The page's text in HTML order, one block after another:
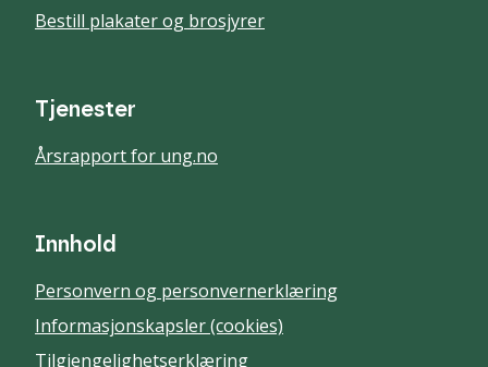
Bestill plakater og brosjyrer
Tjenester
Årsrapport for ung.no
Innhold
Personvern og personvernerklæring
Informasjonskapsler (cookies)
Tilgjengelighetserklæring